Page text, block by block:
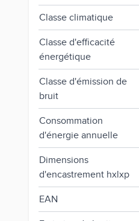
Classe climatique
Classe d'efficacité
énergétique
Classe d'émission de
bruit
Consommation
d'énergie annuelle
Dimensions
d'encastrement hxlxp
EAN